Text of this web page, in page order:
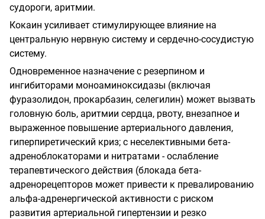
судороги, аритмии.
Кокаин усиливает стимулирующее влияние на
центральную нервную систему и сердечно-сосудистую
систему.
Одновременное назначение с резерпином и
ингибиторами моноаминоксидазы (включая
фуразолидон, прокарбазин, селегилин) может вызвать
головную боль, аритмии сердца, рвоту, внезапное и
выраженное повышение артериального давления,
гиперпиретический криз; с неселективными бета-
адреноблокаторами и нитратами - ослабление
терапевтического действия (блокада бета-
адренорецепторов может привести к превалированию
альфа-адренергической активности с риском
развития артериальной гипертензии и резко